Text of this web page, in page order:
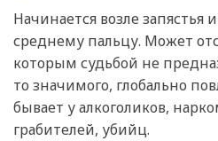
Начинается возле запястья
среднему пальцу. Может
которым судьбой не
то значимого, глобально
бывает у алкоголиков,
грабителей, убийц.